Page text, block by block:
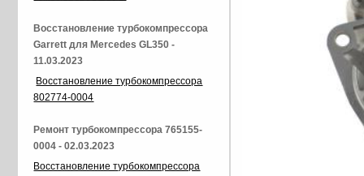
Восстановление турбокомпрессора
Garrett для Mercedes GL350 -
11.03.2023
Восстановление турбокомпрессора
802774-0004
Ремонт турбокомпрессора 765155-
0004 - 02.03.2023
Восстановление турбокомпрессора